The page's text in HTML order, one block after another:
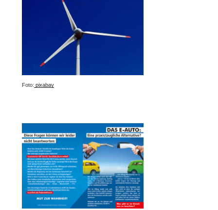
Foto: pixabay